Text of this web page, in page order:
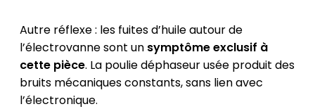
Autre réflexe : les fuites d’huile autour de
l’électrovanne sont un symptôme exclusif à
cette pièce. La poulie déphaseur usée produit des
bruits mécaniques constants, sans lien avec
l’électronique.